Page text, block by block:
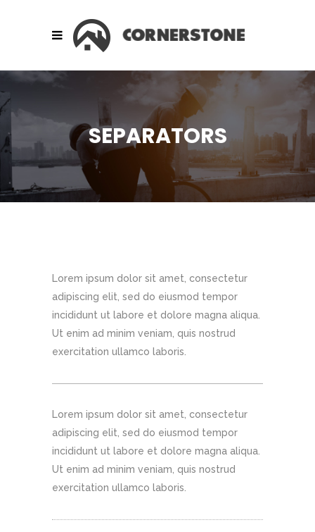
SEPARATORS
Lorem ipsum dolor sit amet, consectetur
adipiscing elit, sed do eiusmod tempor
incididunt ut labore et dolore magna aliqua.
Ut enim ad minim veniam, quis nostrud
exercitation ullamco laboris.
Lorem ipsum dolor sit amet, consectetur
adipiscing elit, sed do eiusmod tempor
incididunt ut labore et dolore magna aliqua.
Ut enim ad minim veniam, quis nostrud
exercitation ullamco laboris.